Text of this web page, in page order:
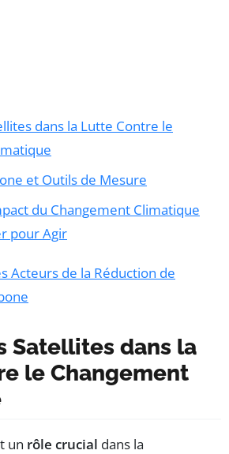
dans la Lutte Contre le
et Outils de Mesure
du Changement Climatique
pour Agir
Acteurs de la Réduction de
Satellites dans la
le Changement
un rôle crucial dans la